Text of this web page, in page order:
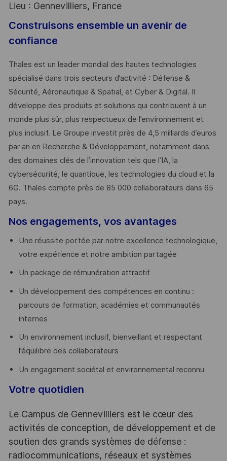
Lieu : Gennevilliers, France
Construisons ensemble un avenir de
confiance
Thales est un leader mondial des hautes technologies
spécialisé dans trois secteurs d’activité : Défense &
Sécurité, Aéronautique & Spatial, et Cyber & Digital. Il
développe des produits et solutions qui contribuent à un
monde plus sûr, plus respectueux de l’environnement et
plus inclusif. Le Groupe investit près de 4,5 milliards d’euros
par an en Recherche & Développement, notamment dans
des domaines clés de l’innovation tels que l’IA, la
cybersécurité, le quantique, les technologies du cloud et la
6G. Thales compte près de 85 000 collaborateurs dans 65
pays. ​
Nos engagements, vos avantages
Une réussite portée par notre excellence technologique,
votre expérience et notre ambition partagée
Un package de rémunération attractif
Un développement des compétences en continu :
parcours de formation, académies et communautés
internes
Un environnement inclusif, bienveillant et respectant
l’équilibre des collaborateurs
Un engagement sociétal et environnemental reconnu
Votre quotidien
Le Campus de Gennevilliers est le cœur des
activités de conception, de développement et de
soutien des grands systèmes de défense :
radiocommunications, réseaux et systèmes